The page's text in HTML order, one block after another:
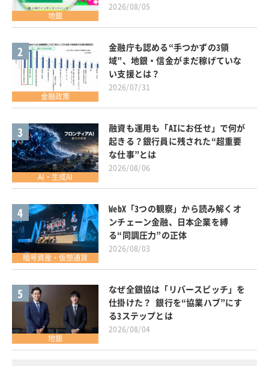
地銀
2026/08/05
2
金融政策
金融庁も認める“手つかずの3領
域”、地銀・信金がまだ稼げていな
い支援とは？
2026/07/31
3
AI・生成AI
融資も運用も「AIにお任せ」で何が
起きる？銀行員に残された“超重要
な仕事”とは
2026/08/06
4
暗号資産・仮想通貨
WebX「3つの観察」から読み解くオ
ンチェーン金融、日本企業を縛
る“同調圧力”の正体
2026/08/03
5
地銀
なぜ全銀協は「リバースピッチ」を
仕掛けた？ 銀行を“協業ハブ”にす
る3ステップとは
2026/08/04